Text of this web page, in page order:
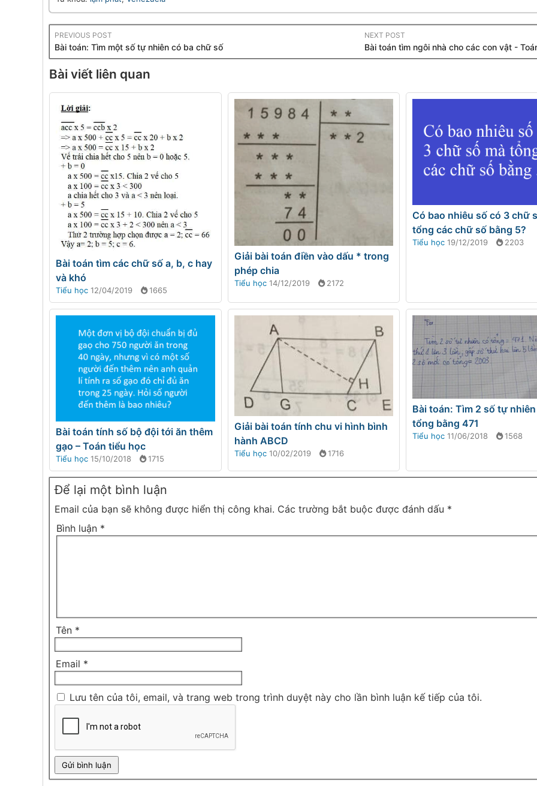
PREVIOUS POST
Bài toán: Tìm một số tự nhiên có ba chữ số
NEXT POST
Bài toán tìm ngôi nhà cho các con vật -
Bài viết liên quan
Bài toán tìm các chữ số a, b, c hay
và khó
Tiểu học 12/04/2019 1665
Giải bài toán điền vào dấu * trong
phép chia
Tiểu học 14/12/2019 2172
Có bao nhiêu số có 3 chữ
tổng các chữ số bằng 5?
Tiểu học 19/12/2019 2203
Bài toán tính số bộ đội tới ăn thêm
gạo – Toán tiểu học
Tiểu học 15/10/2018 1715
Giải bài toán tính chu vi hình bình
hành ABCD
Tiểu học 10/02/2019 1716
Bài toán: Tìm 2 số tự
tổng bằng 471
Tiểu học 11/06/2018 1568
Để lại một bình luận
Email của bạn sẽ không được hiển thị công khai. Các trường bắt buộc được đánh dấu *
Bình luận *
Tên *
Email *
Lưu tên của tôi, email, và trang web trong trình duyệt này cho lần bình luận kế tiếp của tôi.